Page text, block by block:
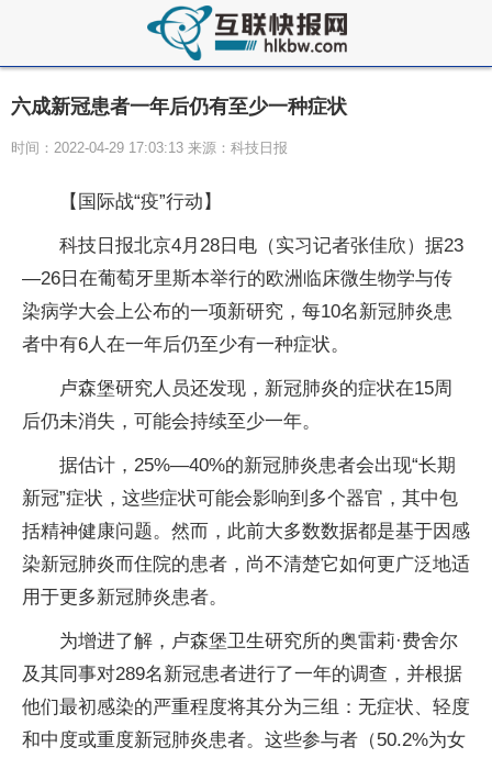
六成新冠患者一年后仍有至少一种症状
时间：2022-04-29 17:03:13 来源：科技日报
【国际战“疫”行动】
科技日报北京4月28日电（实习记者张佳欣）据23
—26日在葡萄牙里斯本举行的欧洲临床微生物学与传
染病学大会上公布的一项新研究，每10名新冠肺炎患
者中有6人在一年后仍至少有一种症状。
卢森堡研究人员还发现，新冠肺炎的症状在15周
后仍未消失，可能会持续至少一年。
据估计，25%—40%的新冠肺炎患者会出现“长期
新冠”症状，这些症状可能会影响到多个器官，其中包
括精神健康问题。然而，此前大多数数据都是基于因感
染新冠肺炎而住院的患者，尚不清楚它如何更广泛地适
用于更多新冠肺炎患者。
为增进了解，卢森堡卫生研究所的奥雷莉·费舍尔
及其同事对289名新冠患者进行了一年的调查，并根据
他们最初感染的严重程度将其分为三组：无症状、轻度
和中度或重度新冠肺炎患者。这些参与者（50.2%为女